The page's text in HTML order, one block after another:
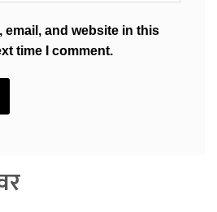
email, and website in this
time I comment.